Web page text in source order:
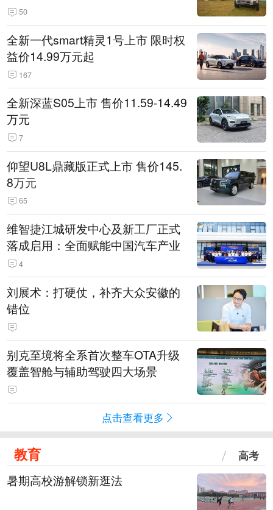
50
全新一代smart精灵1号上市 限时权
益价14.99万元起
167
全新深蓝S05上市 售价11.59-14.49
万元
7
仰望U8L鼎藏版正式上市 售价145.
8万元
65
维智捷江城研发中心及新工厂正式
落成启用：全面赋能中国汽车产业
4
刘展术：打硬仗，补齐大众安徽的
错位
别克至境将全系首次整车OTA升级
覆盖智舱与辅助驾驶四大场景
点击查看更多
教育 高考
暑期高校游解锁新逛法